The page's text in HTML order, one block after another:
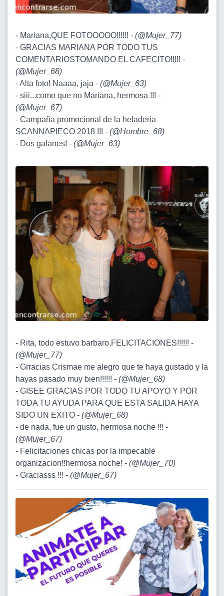
- Mariana,QUE FOTOOOOO!!!!!! - (@Mujer_77)
- GRACIAS MARIANA POR TODO TUS
COMENTARIOSTOMANDO EL CAFECITO!!!!! -
(@Mujer_68)
- Alta foto! Naaaa, jaja - (@Mujer_63)
- siii...como que no Mariana, hermosa !!! -
(@Mujer_67)
- Campaña promocional de la heladería
SCANNAPIECO 2018 !!! - (@Hombre_68)
- Dos galanes! - (@Mujer_63)
- Rita, todo estuvo barbaro,FELICITACIONES!!!!!! -
(@Mujer_77)
- Grracias Crismae me alegro que te haya gustado y la
hayas pasado muy bien!!!!!! - (@Mujer_68)
- GISEE GRACIAS POR TODO TU APOYO Y POR
TODA TU AYUDA PARA QUE ESTA SALIDA HAYA
SIDO UN EXITO - (@Mujer_68)
- de nada, fue un gusto, hermosa noche !!! -
(@Mujer_67)
- Felicitaciones chicas por la impecable
organizacion!!hermosa noche! - (@Mujer_70)
- Graciasss !!! - (@Mujer_67)